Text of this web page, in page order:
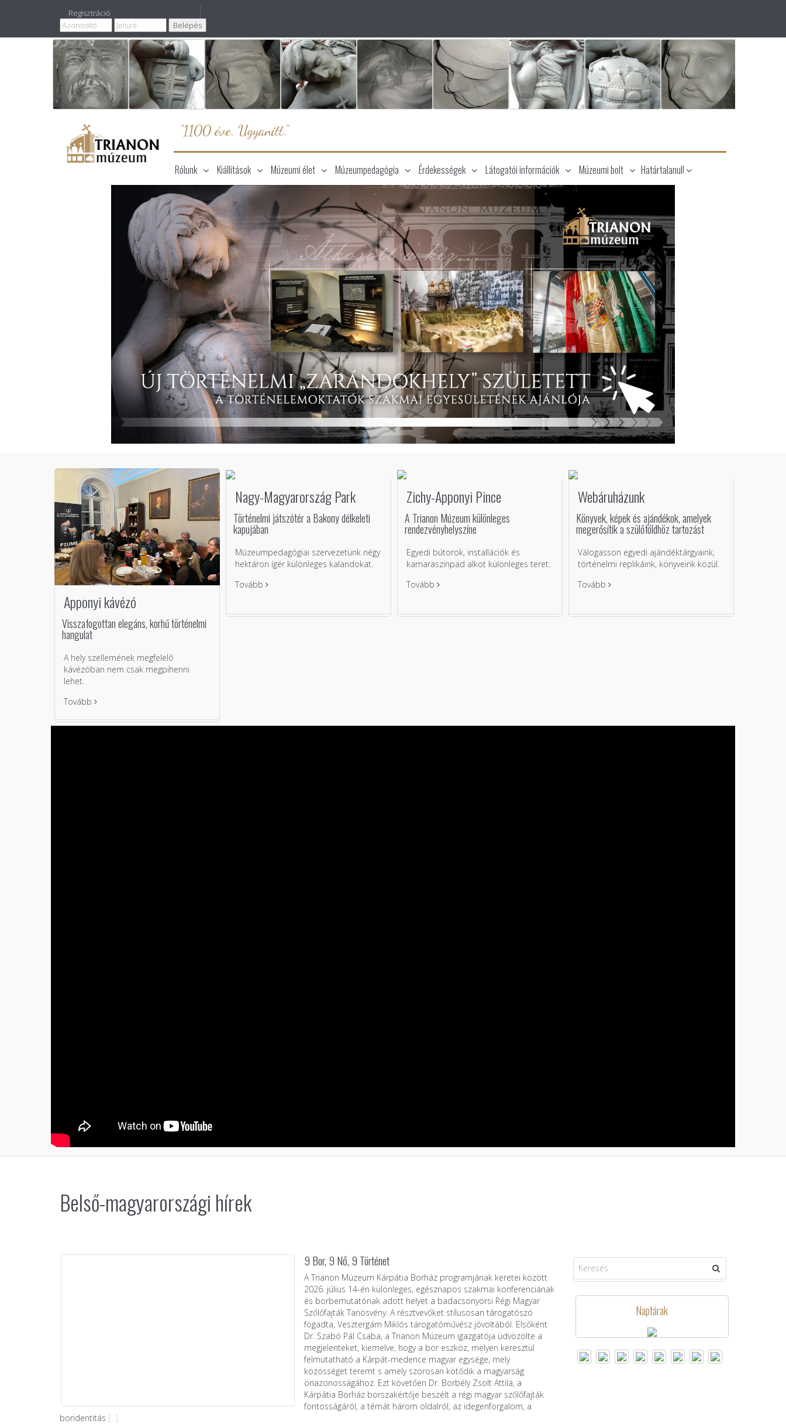
Regisztráció
"1100 éve. Ugyanitt."
Rólunk Kiállítások Múzeumi élet Múzeumpedagógia Érdekességek Látogatói információk Múzeumi bolt Határtalanul!
Apponyi kávézó
Visszafogottan elegáns, korhű történelmi
hangulat
A hely szellemének megfelelő
kávézóban nem csak megpihenni
lehet.
Tovább
Nagy-Magyarország Park
Történelmi játszótér a Bakony délkeleti
kapujában
Múzeumpedagógiai szervezetünk négy
hektáron ígér különleges kalandokat.
Tovább
Zichy-Apponyi Pince
A Trianon Múzeum különleges
rendezvényhelyszíne
Egyedi bútorok, installációk és
kamaraszínpad alkot különleges teret.
Tovább
Webáruházunk
Könyvek, képek és ajándékok, amelyek
megerősítik a szülőföldhöz tartozást
Válogasson egyedi ajándéktárgyaink,
történelmi replikáink, könyveink közül.
Tovább
Belső-magyarországi hírek
9 Bor, 9 Nő, 9 Történet
A Trianon Múzeum Kárpátia Borház programjának keretei között
2026. július 14-én különleges, egésznapos szakmai konferenciának
és borbemutatónak adott helyet a badacsonyörsi Régi Magyar
Szőlőfajták Tanösvény. A résztvevőket stílusosan tárogatószó
fogadta, Vesztergám Miklós tárogatóművész jóvoltából. Elsőként
Dr. Szabó Pál Csaba, a Trianon Múzeum igazgatója üdvözölte a
megjelenteket, kiemelve, hogy a bor eszköz, melyen keresztül
felmutatható a Kárpát-medence magyar egysége, mely
közösséget teremt s amely szorosan kötődik a magyarság
önazonosságához. Ezt követően Dr. Borbély Zsolt Attila, a
Kárpátia Borház borszakértője beszélt a régi magyar szőlőfajták
fontosságáról, a témát három oldalról, az idegenforgalom, a
boridentitás [...]
Naptárak